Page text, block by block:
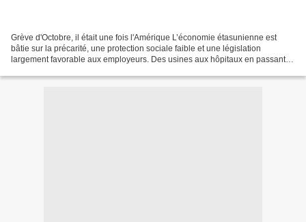
Grève d'Octobre, il était une fois l'Amérique L’économie étasunienne est
bâtie sur la précarité, une protection sociale faible et une législation
largement favorable aux employeurs. Des usines aux hôpitaux en passant